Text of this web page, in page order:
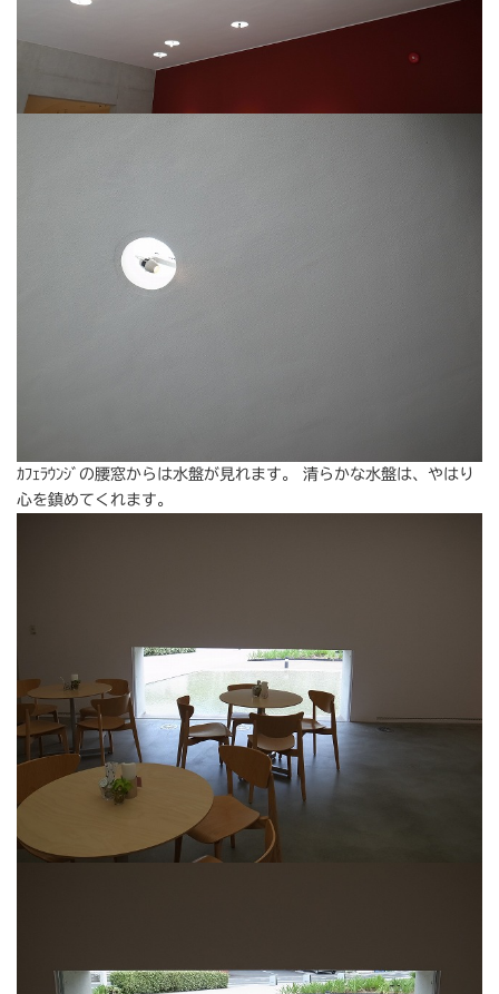
ｶﾌｪﾗｳﾝｼﾞの腰窓からは水盤が見れます。 清らかな水盤は、やはり
心を鎮めてくれます。